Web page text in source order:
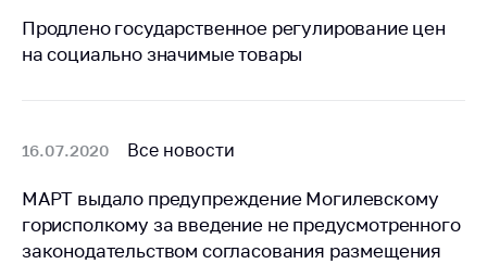
Новости
граждан и юр. лиц
линия
Горячая линия
Продлено государственное регулирование цен
на социально значимые товары
16.07.2020 Все новости
МАРТ выдало предупреждение Могилевскому
горисполкому за введение не предусмотренного
законодательством согласования размещения